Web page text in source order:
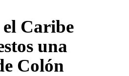
Caribe
una
Colón